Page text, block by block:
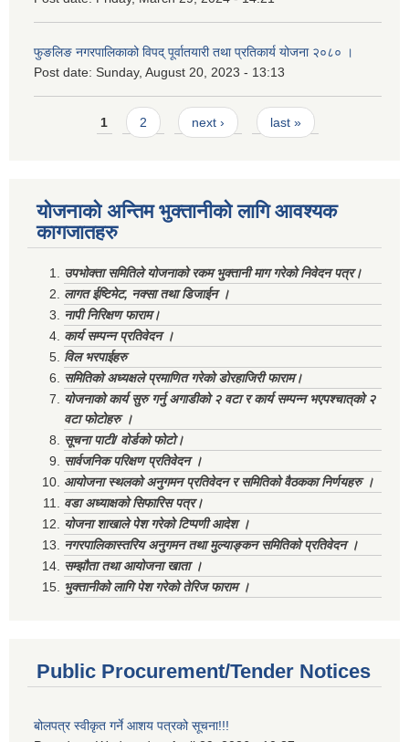
फुङलिङ नगरपालिकाको विपद् पूर्वातयारी तथा प्रतिकार्य योजना २०८० ।
Post date: Sunday, August 20, 2023 - 13:13
Pages1 2 next › last »
योजनाको अन्तिम भुक्तानीको लागि आवश्यक
कागजातहरु
उपभोक्ता समितिले योजनाको रकम भुक्तानी माग गरेको निवेदन पत्र।
लागत ईष्टिमेट, नक्सा तथा डिजाईन ।
नापी निरिक्षण फाराम।
कार्य सम्पन्न प्रतिवेदन ।
विल भरपाईहरु
समितिको अध्यक्षले प्रमाणित गरेको डोरहाजिरी फाराम।
योजनाको कार्य सुरु गर्नु अगाडीको २ वटा र कार्य सम्पन्न भएपश्चात्‌को २
वटा फोटोहरु ।
सूचना पाटी/ वोर्डको फोटो।
सार्वजनिक परिक्षण प्रतिवेदन ।
आयोजना स्थलको अनुगमन प्रतिवेदन र समितिको वैठकका निर्णयहरु ।
वडा अध्याक्षको सिफारिस पत्र।
योजना शाखाले पेश गरेको टिप्पणी आदेश ।
नगरपालिकास्तरिय अनुगमन तथा मुल्याङ्कन समितिको प्रतिवेदन ।
सम्झौता तथा आयोजना खाता ।
भुक्तानीको लागि पेश गरेको तेरिज फाराम ।
Public Procurement/Tender Notices
बोलपत्र स्वीकृत गर्ने आशय पत्रको सूचना!!!